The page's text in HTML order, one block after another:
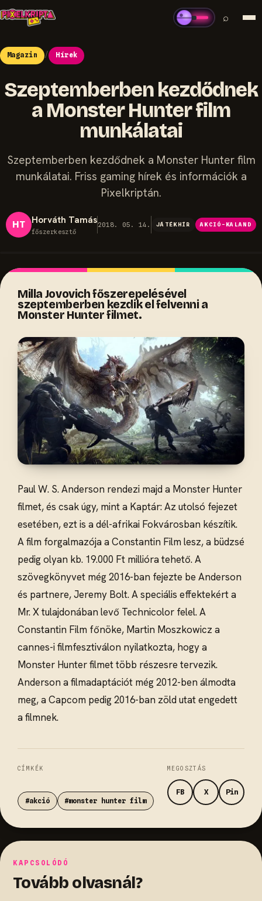
⌕
Magazin / Hírek
Szeptemberben kezdődnek
a Monster Hunter film
munkálatai
Szeptemberben kezdődnek a Monster Hunter film
munkálatai. Friss gaming hírek és információk a
Pixelkriptán.
HT Horváth Tamás
főszerkesztő
2018. 05. 14. JÁTÉKHÍR AKCIÓ-KALAND
Milla Jovovich főszerepelésével
szeptemberben kezdik el felvenni a
Monster Hunter filmet.
Paul W. S. Anderson rendezi majd a Monster Hunter
filmet, és csak úgy, mint a Kaptár: Az utolsó fejezet
esetében, ezt is a dél-afrikai Fokvárosban készítik.
A film forgalmazója a Constantin Film lesz, a büdzsé
pedig olyan kb. 19.000 Ft millióra tehető. A
szövegkönyvet még 2016-ban fejezte be Anderson
és partnere, Jeremy Bolt. A speciális effektekért a
Mr. X tulajdonában levő Technicolor felel. A
Constantin Film főnöke, Martin Moszkowicz a
cannes-i filmfesztiválon nyilatkozta, hogy a
Monster Hunter filmet több részesre tervezik.
Anderson a filmadaptációt még 2012-ben álmodta
meg, a Capcom pedig 2016-ban zöld utat engedett
a filmnek.
CÍMKÉK
#akció #monster hunter film
MEGOSZTÁS
FB X Pin
KAPCSOLÓDÓ
Tovább olvasnál?